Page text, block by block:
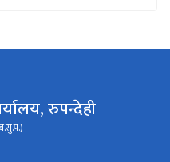
रुपन्देही